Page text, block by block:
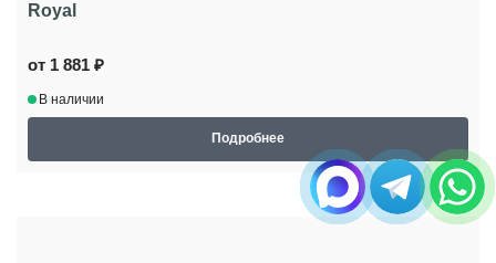
Royal
от 1 881 ₽
В наличии
Подробнее